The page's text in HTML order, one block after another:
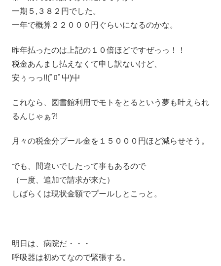
一期５,３８２円でした。
一年で概算２２０００円ぐらいになるのかな。
昨年払ったのは上記の１０倍ほどですぜっっ！！
税金あんまし払えなくて申し訳ないけど、
安ぅっっ!!(ﾟﾛﾟ屮)屮
これなら、図書館利用でモトをとるという夢も叶えられ
るんじゃぁ?!
月々の税金分プール金を１５０００円ほど減らせそう。
でも、間違いでしたって事もあるので
（一度、追加で請求が来た）
しばらくは現状金額でプールしとこっと。
明日は、病院だ・・・
呼吸器は初めてなので緊張する。